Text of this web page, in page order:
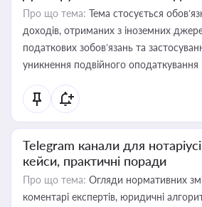
Про що тема: Тема стосується
доходів, отриманих з іноземних
податкових зобов’язань та
уникнення подвійного оподаткування
Telegram канали для
кейси, практичні поради
Про що тема: Огляди нормативних
коментарі експертів, юридичні